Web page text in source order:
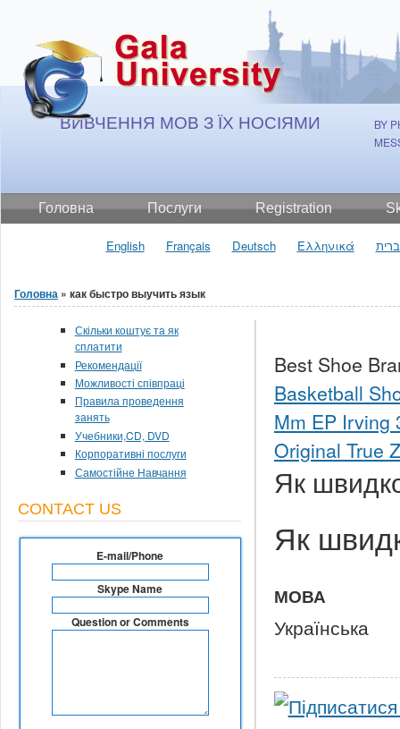
ВИВЧЕННЯ МОВ З ЇХ НОСІЯМИ
BY
Головна Послуги Registration
English Français Deutsch Ελληνικά
Ви є тут
Головна » как быстро выучить язык
Best Shoe
Basketball
Mm EP Irving
Original True
Як
Як
МОВА
Українська
Скільки коштує та як
сплатити
Рекомендації
Можливості співпраці
Правила проведення
занять
Учебники,CD, DVD
Корпоративні послуги
Самостійне Навчання
CONTACT US
E-mail/Phone
Skype Name
Question or Comments